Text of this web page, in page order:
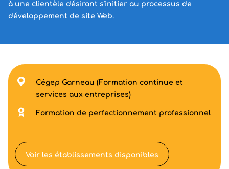
à une clientèle désirant s'initier au processus de
développement de site Web.
Cégep Garneau (Formation continue et
services aux entreprises)
Formation de perfectionnement professionnel
Voir les établissements disponibles